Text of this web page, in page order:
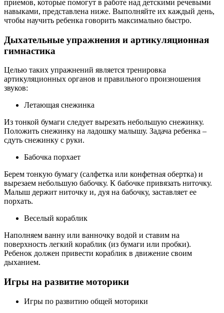
приемов, которые помогут в работе над детскими речевыми
навыками, представлена ниже. Выполняйте их каждый день,
чтобы научить ребенка говорить максимально быстро.
Дыхательные упражнения и артикуляционная
гимнастика
Целью таких упражнений является тренировка
артикуляционных органов и правильного произношения
звуков:
Летающая снежинка
Из тонкой бумаги следует вырезать небольшую снежинку.
Положить снежинку на ладошку малышу. Задача ребенка –
сдуть снежинку с руки.
Бабочка порхает
Берем тонкую бумагу (салфетка или конфетная обертка) и
вырезаем небольшую бабочку. К бабочке привязать ниточку.
Малыш держит ниточку и, дуя на бабочку, заставляет ее
порхать.
Веселый кораблик
Наполняем ванну или ванночку водой и ставим на
поверхность легкий кораблик (из бумаги или пробки).
Ребенок должен привести кораблик в движение своим
дыханием.
Игры на развитие моторики
Игры по развитию общей моторики